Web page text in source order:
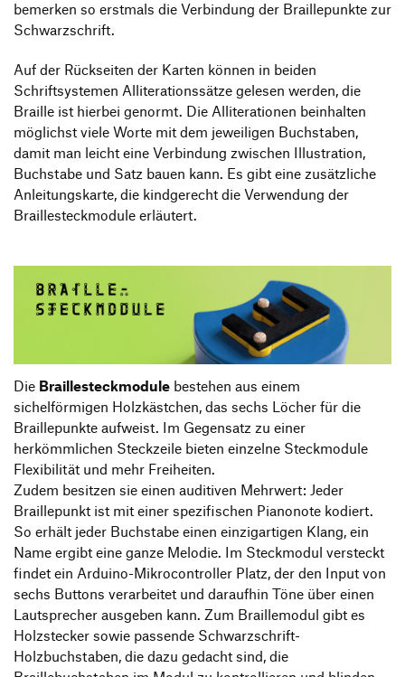
bemerken so erstmals die Verbindung der Braillepunkte zur
Schwarzschrift.
Auf der Rückseiten der Karten können in beiden
Schriftsystemen Alliterationssätze gelesen werden, die
Braille ist hierbei genormt. Die Alliterationen beinhalten
möglichst viele Worte mit dem jeweiligen Buchstaben,
damit man leicht eine Verbindung zwischen Illustration,
Buchstabe und Satz bauen kann. Es gibt eine zusätzliche
Anleitungskarte, die kindgerecht die Verwendung der
Braillesteckmodule erläutert.
Die Braillesteckmodule bestehen aus einem
sichelförmigen Holzkästchen, das sechs Löcher für die
Braillepunkte aufweist. Im Gegensatz zu einer
herkömmlichen Steckzeile bieten einzelne Steckmodule
Flexibilität und mehr Freiheiten.
Zudem besitzen sie einen auditiven Mehrwert: Jeder
Braillepunkt ist mit einer spezifischen Pianonote kodiert.
So erhält jeder Buchstabe einen einzigartigen Klang, ein
Name ergibt eine ganze Melodie. Im Steckmodul versteckt
findet ein Arduino-Mikrocontroller Platz, der den Input von
sechs Buttons verarbeitet und daraufhin Töne über einen
Lautsprecher ausgeben kann. Zum Braillemodul gibt es
Holzstecker sowie passende Schwarzschrift-
Holzbuchstaben, die dazu gedacht sind, die